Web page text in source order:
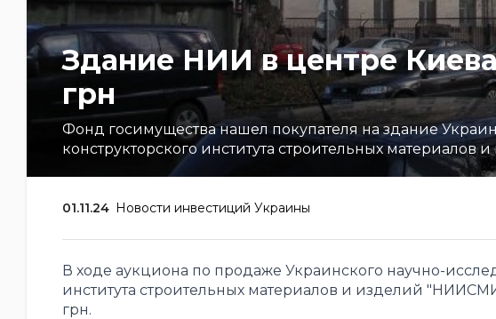
Здание НИИ в центре
грн
Фонд госимущества нашел покупателя на здание
конструкторского института строительных
01.11.24 Новости инвестиций Украины
В ходе аукциона по продаже Украинского научно-
института строительных материалов и изделий
грн.